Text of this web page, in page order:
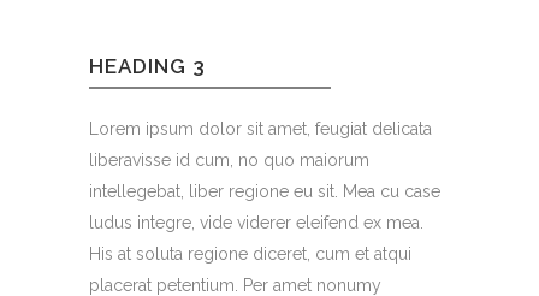
HEADING 3
Lorem ipsum dolor sit amet, feugiat delicata
liberavisse id cum, no quo maiorum
intellegebat, liber regione eu sit. Mea cu case
ludus integre, vide viderer eleifend ex mea.
His at soluta regione diceret, cum et atqui
placerat petentium. Per amet nonumy